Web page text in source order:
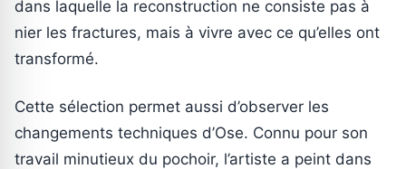
dans laquelle la reconstruction ne consiste pas à
nier les fractures, mais à vivre avec ce qu’elles ont
transformé.
Cette sélection permet aussi d’observer les
changements techniques d’Ose. Connu pour son
travail minutieux du pochoir, l’artiste a peint dans